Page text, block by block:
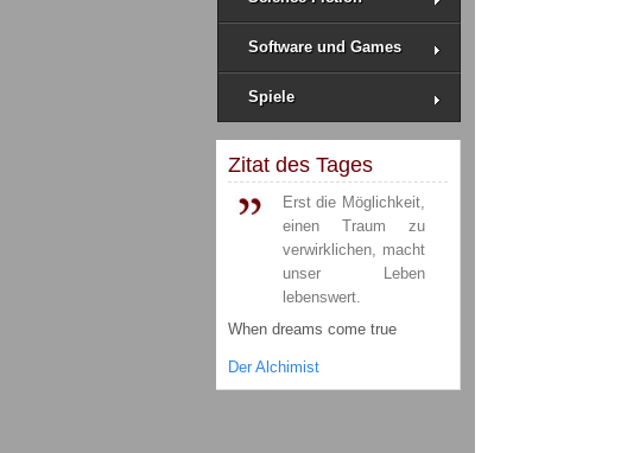
Software und Games
Spiele
Zitat des Tages
Erst die Möglichkeit,
einen Traum zu
verwirklichen, macht
unser Leben
lebenswert.
When dreams come true
Der Alchimist